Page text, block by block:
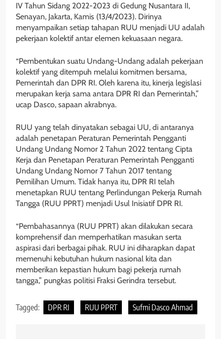
IV Tahun Sidang 2022-2023 di Gedung Nusantara II,
Senayan, Jakarta, Kamis (13/4/2023). Dirinya
menyampaikan setiap tahapan RUU menjadi UU adalah
pekerjaan kolektif antar elemen kekuasaan negara.
“Pembentukan suatu Undang-Undang adalah pekerjaan
kolektif yang ditempuh melalui komitmen bersama,
Pemerintah dan DPR RI. Oleh karena itu, kinerja legislasi
merupakan kerja sama antara DPR RI dan Pemerintah,”
ucap Dasco, sapaan akrabnya.
RUU yang telah dinyatakan sebagai UU, di antaranya
adalah penetapan Peraturan Pemerintah Pengganti
Undang Undang Nomor 2 Tahun 2022 tentang Cipta
Kerja dan Penetapan Peraturan Pemerintah Pengganti
Undang Undang Nomor 7 Tahun 2017 tentang
Pemilihan Umum. Tidak hanya itu, DPR RI telah
menetapkan RUU tentang Perlindungan Pekerja Rumah
Tangga (RUU PPRT) menjadi Usul Inisiatif DPR RI.
“Pembahasannya (RUU PPRT) akan dilakukan secara
komprehensif dan memperhatikan masukan serta
aspirasi dari berbagai pihak. RUU ini diharapkan dapat
memenuhi kebutuhan hukum nasional kita dan
memberikan kepastian hukum bagi pekerja rumah
tangga,” pungkas politisi Fraksi Gerindra tersebut.
Tagged: DPR RI RUU PPRT Sufmi Dasco Ahmad